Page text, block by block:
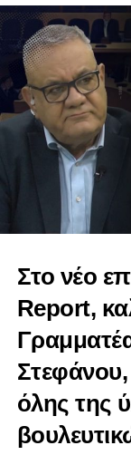
ΔΙΚΑΙΟΣΎΝΗΣ
ΝΊΚΟΣ
UP NEXT
Επιτρόπου
DON'T MISS
Πολιτισμού |
Στο νέο
Report,
όλης της